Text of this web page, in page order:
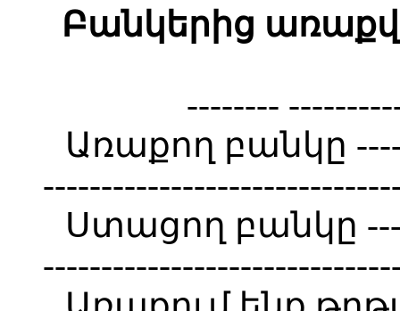
Բանկերից
--------
Առաքող բանկը
Ստացող բանկը